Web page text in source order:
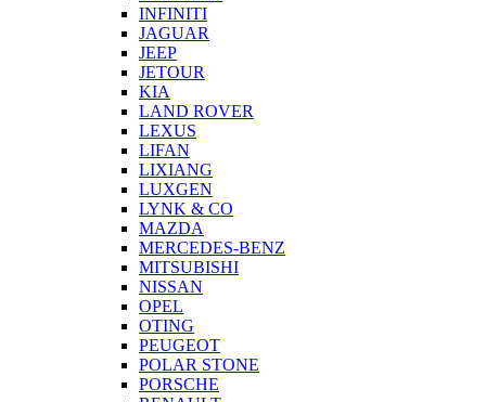
INFINITI
JAGUAR
JEEP
JETOUR
KIA
LAND ROVER
LEXUS
LIFAN
LIXIANG
LUXGEN
LYNK & CO
MAZDA
MERCEDES-BENZ
MITSUBISHI
NISSAN
OPEL
OTING
PEUGEOT
POLAR STONE
PORSCHE